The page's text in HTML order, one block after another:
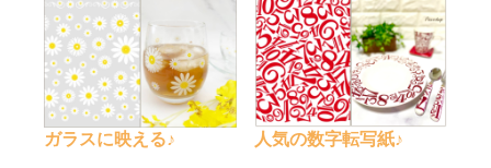
ガラスに映える♪
人気の数字転写紙♪